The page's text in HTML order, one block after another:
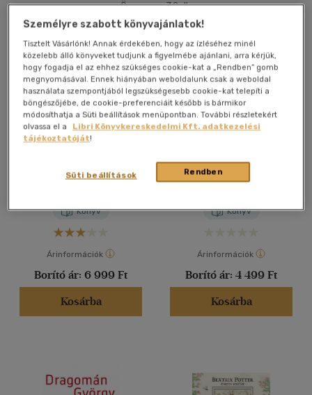
Összesen32db
Könyv
Árinformációk
Borító ár: 6 999 Ft
Kosárba
Dragomán György
Könyv
Árinformációk
Borító ár: 4 499 Ft
Kosárba
Személyre szabott könyvajánlatok!
Tisztelt Vásárlónk! Annak érdekében, hogy az ízléséhez minél
közelebb álló könyveket tudjunk a figyelmébe ajánlani, arra kérjük,
hogy fogadja el az ehhez szükséges cookie-kat a „Rendben” gomb
megnyomásával. Ennek hiányában weboldalunk csak a weboldal
használata szempontjából legszükségesebb cookie-kat telepíti a
böngészőjébe, de cookie-preferenciáit később is bármikor
módosíthatja a Süti beállítások menüpontban. További részletekért
olvassa el a
Libri Könyvkereskedelmi Kft. adatkezelési
tájékoztatóját!
Rendben
Süti beállítások